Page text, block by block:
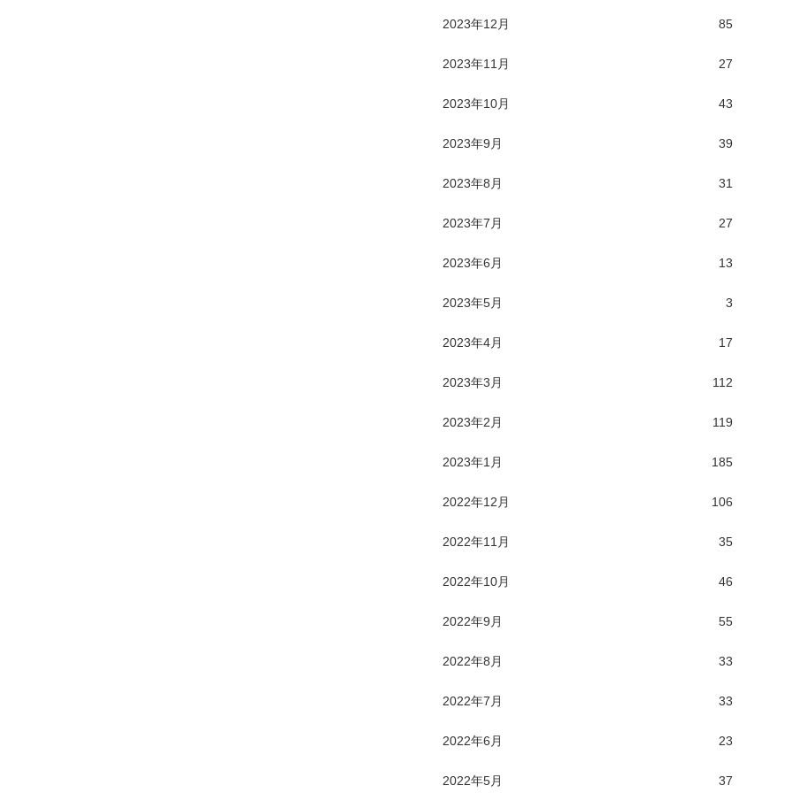
2023年12月 85
2023年11月 27
2023年10月 43
2023年9月 39
2023年8月 31
2023年7月 27
2023年6月 13
2023年5月 3
2023年4月 17
2023年3月 112
2023年2月 119
2023年1月 185
2022年12月 106
2022年11月 35
2022年10月 46
2022年9月 55
2022年8月 33
2022年7月 33
2022年6月 23
2022年5月 37